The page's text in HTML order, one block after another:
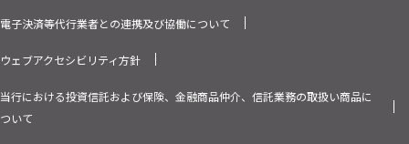
電子決済等代行業者との連携及び協働について
ウェブアクセシビリティ方針
当行における投資信託および保険、金融商品仲介、信託業務の取扱い商品に
ついて